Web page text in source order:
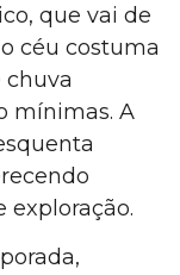
que vai de
céu costuma
chuva
mínimas. A
exploração.